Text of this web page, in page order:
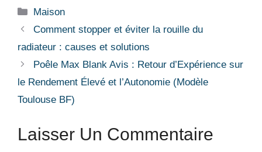
Catégories
Maison
Comment stopper et éviter la rouille du
radiateur : causes et solutions
Poêle Max Blank Avis : Retour d’Expérience sur
le Rendement Élevé et l’Autonomie (Modèle
Toulouse BF)
Laisser Un Commentaire